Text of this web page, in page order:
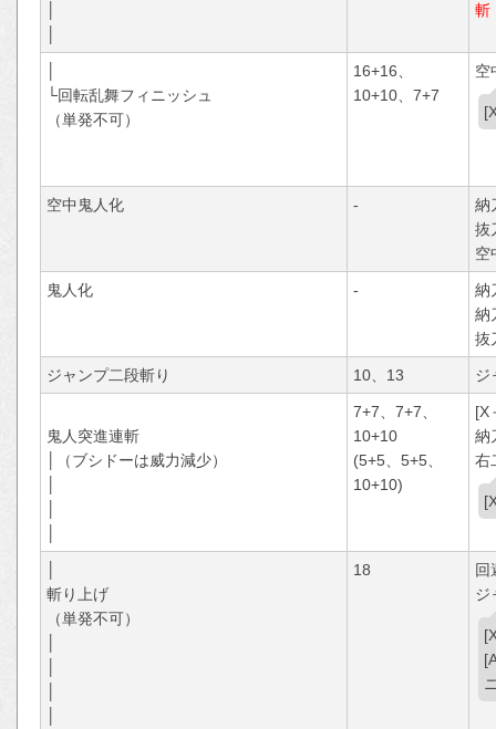
斬
└回転乱舞フィニッシュ
（単発不可）
16+16、
10+10、7+7
空
空中鬼人化 -
納
抜
空
鬼人化 -
納
納
抜
ジャンプ二段斬り 10、13 ジ
鬼人突進連斬
│（ブシドーは威力減少）
7+7、7+7、
10+10
(5+5、5+5、
10+10)
[X
納
右
斬り上げ
（単発不可）
18
回
ジ